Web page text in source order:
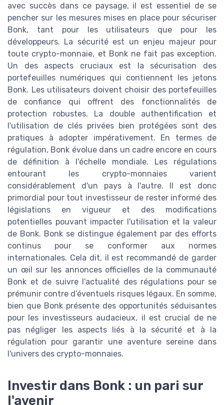
avec succès dans ce paysage, il est essentiel de se
pencher sur les mesures mises en place pour sécuriser
Bonk, tant pour les utilisateurs que pour les
développeurs. La sécurité est un enjeu majeur pour
toute crypto-monnaie, et Bonk ne fait pas exception.
Un des aspects cruciaux est la sécurisation des
portefeuilles numériques qui contiennent les jetons
Bonk. Les utilisateurs doivent choisir des portefeuilles
de confiance qui offrent des fonctionnalités de
protection robustes. La double authentification et
l'utilisation de clés privées bien protégées sont des
pratiques à adopter impérativement. En termes de
régulation, Bonk évolue dans un cadre encore en cours
de définition à l'échelle mondiale. Les régulations
entourant les crypto-monnaies varient
considérablement d'un pays à l'autre. Il est donc
primordial pour tout investisseur de rester informé des
législations en vigueur et des modifications
potentielles pouvant impacter l'utilisation et la valeur
de Bonk. Bonk se distingue également par des efforts
continus pour se conformer aux normes
internationales. Cela dit, il est recommandé de garder
un œil sur les annonces officielles de la communauté
Bonk et de suivre l'actualité des régulations pour se
prémunir contre d’éventuels risques légaux. En somme,
bien que Bonk présente des opportunités séduisantes
pour les investisseurs audacieux, il est crucial de ne
pas négliger les aspects liés à la sécurité et à la
régulation pour garantir une aventure sereine dans
l'univers des crypto-monnaies.
Investir dans Bonk : un pari sur
l'avenir